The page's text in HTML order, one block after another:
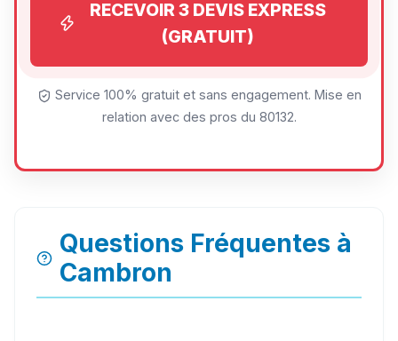
RECEVOIR 3 DEVIS EXPRESS
(GRATUIT)
Service 100% gratuit et sans engagement. Mise en
relation avec des pros du 80132.
Questions Fréquentes à
Cambron